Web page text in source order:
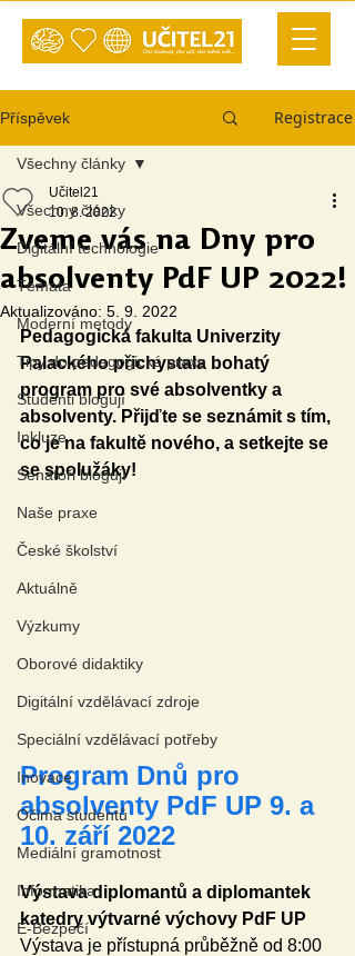
Příspěvek Registrace
Všechny články
Digitální technologie
Témata
Moderní metody
Tipy do pedagogické praxe
Studenti blogují
Inkluze
Senátoři blogují
Naše praxe
České školství
Aktuálně
Výzkumy
Oborové didaktiky
Digitální vzdělávací zdroje
Speciální vzdělávací potřeby
Inovace
Očima studentů
Mediální gramotnost
Informatika
E-Bezpečí
Všechny články
Zveme vás na Dny pro
absolventy PdF UP 2022!
Učitel21
10. 8. 2022
Aktualizováno: 5. 9. 2022
Pedagogická fakulta Univerzity
Palackého přichystala bohatý
program pro své absolventky a
absolventy. Přijďte se seznámit s tím,
co je na fakultě nového, a setkejte se
se spolužáky!
Program Dnů pro
absolventy PdF UP 9. a
10. září 2022
Výstava diplomantů a diplomantek
katedry výtvarné výchovy PdF UP
Výstava je přístupná průběžně od 8:00